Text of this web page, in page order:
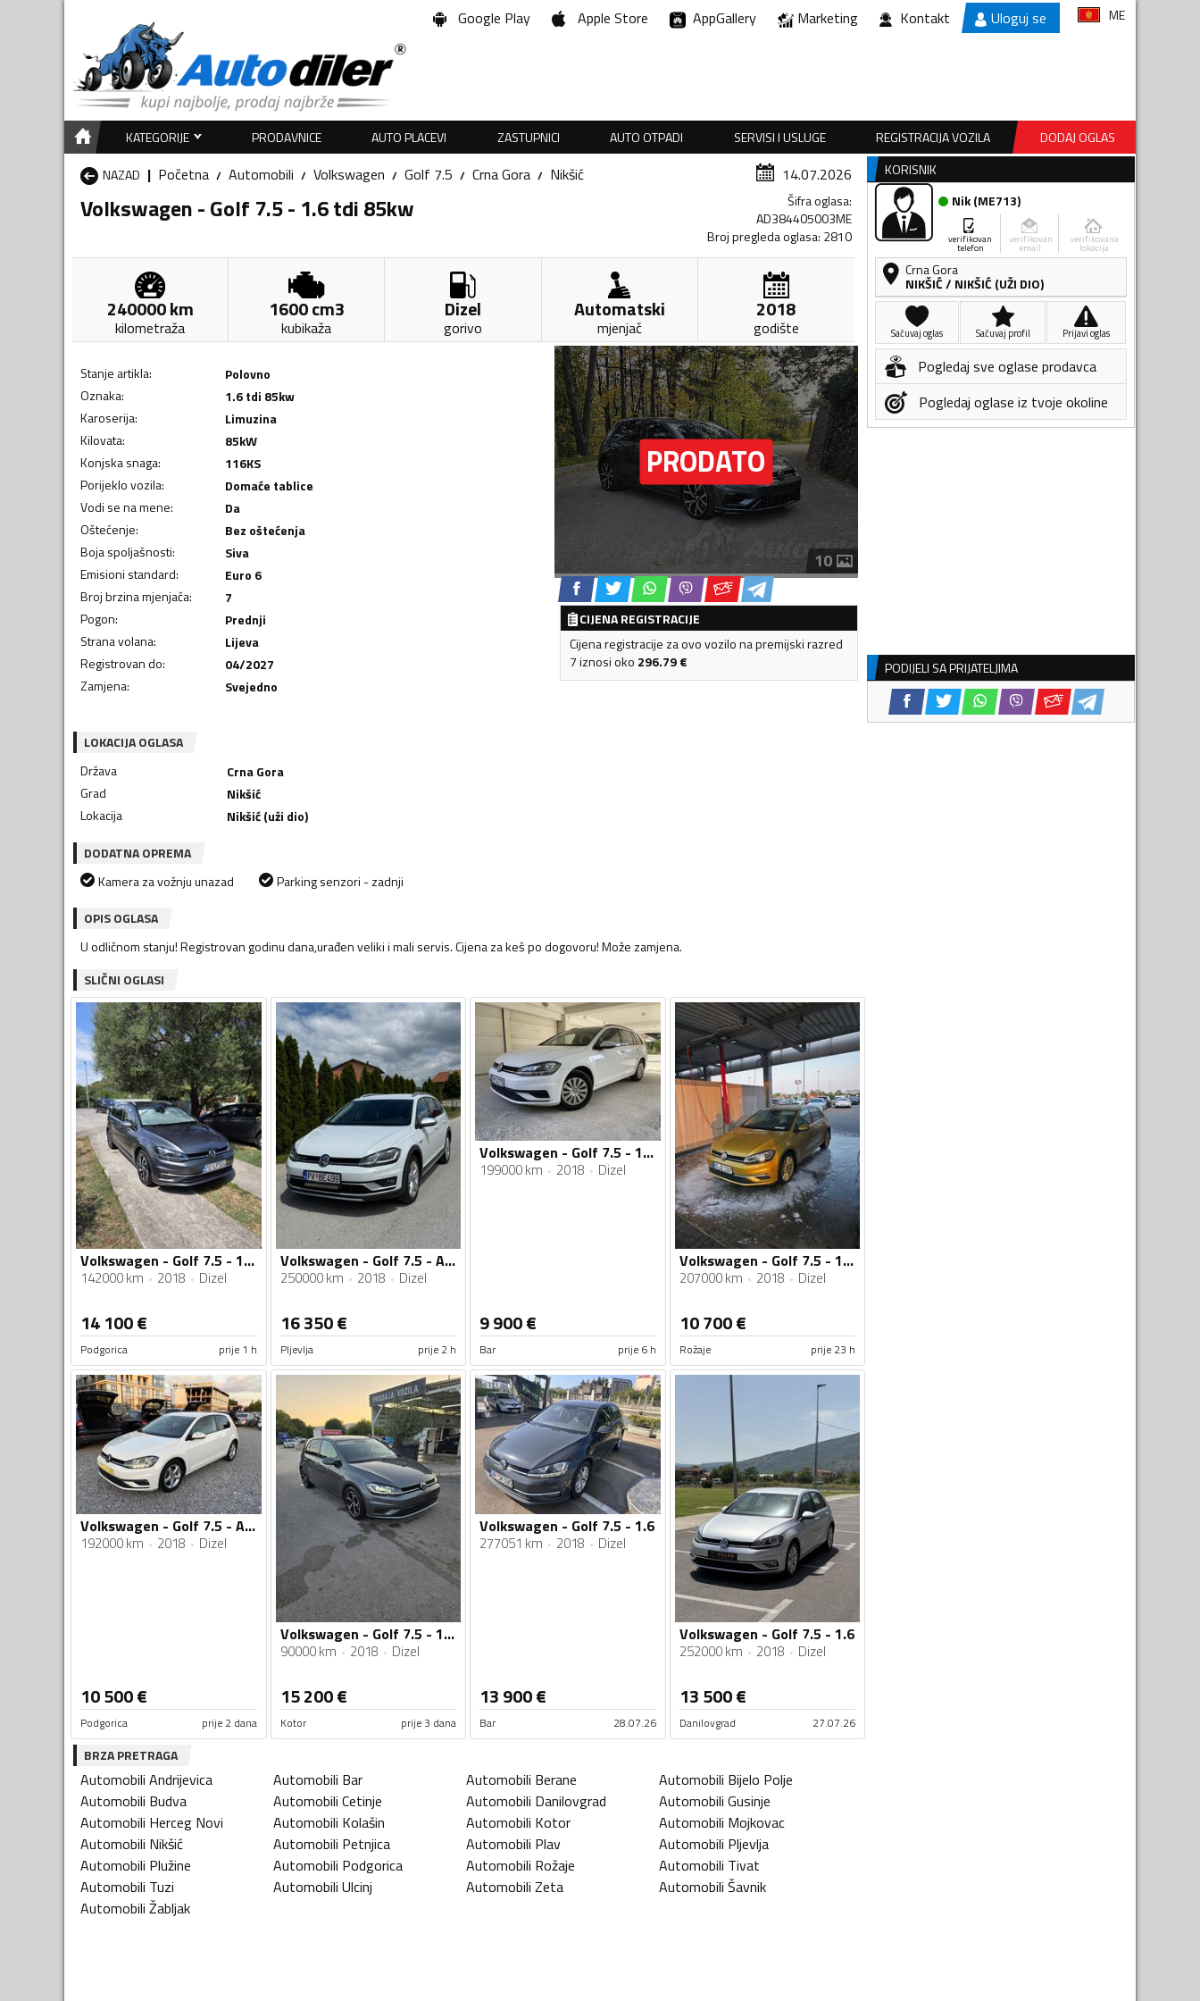
Google Play Apple Store AppGallery Marketing Kontakt Uloguj se ME
KATEGORIJE PRODAVNICE AUTO PLACEVI ZASTUPNICI AUTO OTPADI SERVISI I USLUGE REGISTRACIJA VOZILA
DODAJ OGLAS
NAZAD
Početna Automobili Volkswagen Golf 7.5 Crna Gora Nikšić 14.07.2026
Volkswagen - Golf 7.5 - 1.6 tdi 85kw Šifra oglasa:
AD384405003ME
Broj pregleda oglasa: 2810
240000km
kilometraža
1600cm3
kubikaža
Dizel
gorivo
Automatski
mjenjač
2018
godište
Stanje artikla:
Polovno
Oznaka:
1.6 tdi 85kw
Karoserija:
Limuzina
Kilovata: 85kW
Konjska snaga: 116KS
Porijeklo vozila:
Domaće tablice
Vodi se na mene:
Da
Oštećenje:
Bez oštećenja
Boja spoljašnosti:
Siva
Emisioni standard:
Euro 6
Broj brzina mjenjača:
7
Pogon:
Prednji
Strana volana:
Lijeva
Registrovan do:
04/2027
Zamjena: Svejedno
10
CIJENA REGISTRACIJE
Cijena registracije za ovo vozilo na premijski razred
7 iznosi oko 296.79€
LOKACIJA OGLASA
Država
Crna Gora
Grad
Nikšić
Lokacija
Nikšić (uži dio)
DODATNA OPREMA
Kamera za vožnju unazad
Parking senzori - zadnji
OPIS OGLASA
U odličnom stanju! Registrovan godinu dana,urađen veliki i mali servis. Cijena za keš po dogovoru! Može zamjena.
SLIČNI OGLASI
Volkswagen - Golf 7.5 - 1.6 TDI
142000 km 2018 Dizel
14 100€
Podgorica prije 1 h
Volkswagen - Golf 7.5 - ALLTRACK 2.0 135KW 4MOTION
250000 km 2018 Dizel
16 350€
Pljevlja prije 2 h
Volkswagen - Golf 7.5 - 1.6 TDI
199000 km 2018 Dizel
9 900€
Bar prije 6 h
Volkswagen - Golf 7.5 - 1.6 TDI
207000 km 2018 Dizel
10 700€
Rožaje prije 23 h
Volkswagen - Golf 7.5 - Automatik
192000 km 2018 Dizel
10 500€
Podgorica prije 2 dana
Volkswagen - Golf 7.5 - 1.6 TDI
90000 km 2018 Dizel
15 200€
Kotor prije 3 dana
Volkswagen - Golf 7.5 - 1.6
277051 km 2018 Dizel
13 900€
Bar 28.07.26
Volkswagen - Golf 7.5 - 1.6
252000 km 2018 Dizel
13 500€
Danilovgrad 27.07.26
BRZA PRETRAGA
Automobili Andrijevica Automobili Bar Automobili Berane Automobili Bijelo Polje
Automobili Budva Automobili Cetinje Automobili Danilovgrad Automobili Gusinje
Automobili Herceg Novi Automobili Kolašin Automobili Kotor Automobili Mojkovac
Automobili Nikšić Automobili Petnjica Automobili Plav Automobili Pljevlja
Automobili Plužine Automobili Podgorica Automobili Rožaje Automobili Tivat
Automobili Tuzi Automobili Ulcinj Automobili Zeta Automobili Šavnik
Automobili Žabljak
KORISNIK
Nik(ME713)
verifikovan
telefon
verifikovan
email
verifikovana
lokacija
Crna Gora
NIKŠIĆ/ NIKŠIĆ (UŽI DIO)
Sačuvaj oglas Sačuvaj profil Prijavi oglas
Pogledaj sve oglase prodavca
Pogledaj oglase iz tvoje okoline
PODIJELI SA PRIJATELJIMA